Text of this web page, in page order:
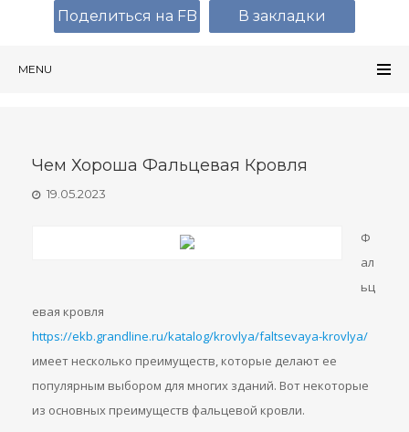
MENU
Чем Хороша Фальцевая Кровля
19.05.2023
Ф
ал
ьц
евая кровля
https://ekb.grandline.ru/katalog/krovlya/faltsevaya-krovlya/
имеет несколько преимуществ, которые делают ее
популярным выбором для многих зданий. Вот некоторые
из основных преимуществ фальцевой кровли.
Поделиться на FB В закладки